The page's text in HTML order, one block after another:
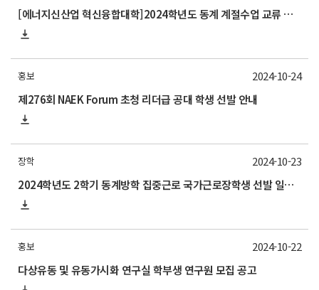
[에너지신산업 혁신융합대학]2024학년도 동계 계절수업 교류 수학 안내(고려대)
홍보
제276회 NAEK Forum 초청 리더급 공대 학생 선발 안내
2024-10-24
장학
2024학년도 2학기 동계방학 집중근로 국가근로장학생 선발 일정 안내
2024-10-23
홍보
다상유동 및 유동가시화 연구실 학부생 연구원 모집 공고
2024-10-22